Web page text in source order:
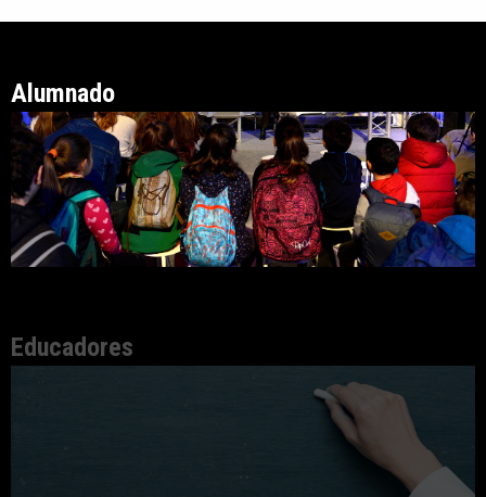
Alumnado
Educadores